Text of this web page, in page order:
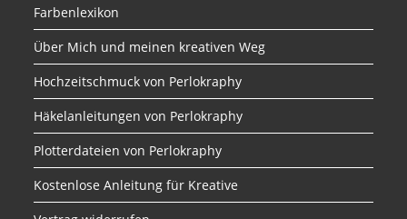
Farbenlexikon
Über Mich und meinen kreativen Weg
Hochzeitschmuck von Perlokraphy
Häkelanleitungen von Perlokraphy
Plotterdateien von Perlokraphy
Kostenlose Anleitung für Kreative